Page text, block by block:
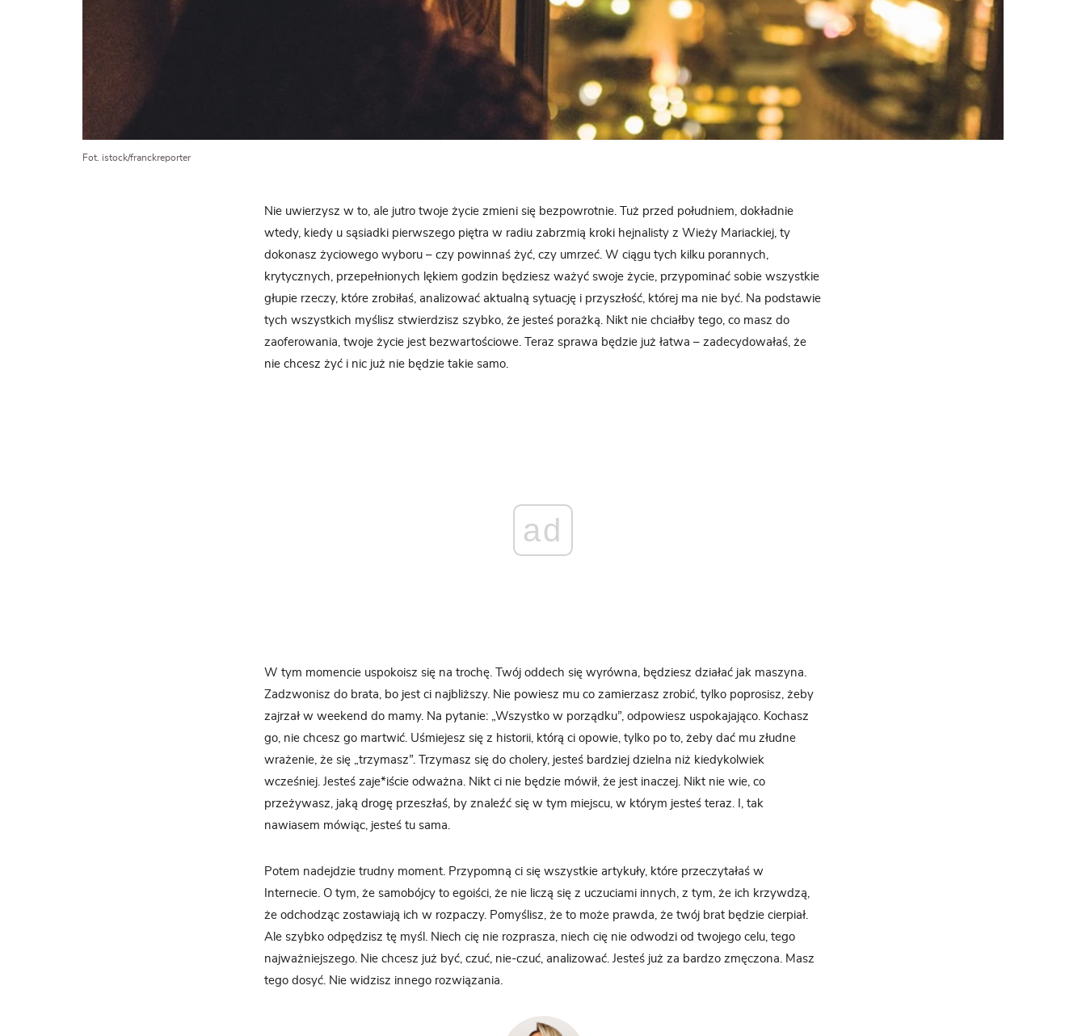
Fot. istock/franckreporter
Nie uwierzysz w to, ale jutro twoje życie zmieni się bezpowrotnie. Tuż przed południem, dokładnie
wtedy, kiedy u sąsiadki pierwszego piętra w radiu zabrzmią kroki hejnalisty z Wieży Mariackiej, ty
dokonasz życiowego wyboru – czy powinnaś żyć, czy umrzeć. W ciągu tych kilku porannych,
krytycznych, przepełnionych lękiem godzin będziesz ważyć swoje życie, przypominać sobie wszystkie
głupie rzeczy, które zrobiłaś, analizować aktualną sytuację i przyszłość, której ma nie być. Na podstawie
tych wszystkich myślisz stwierdzisz szybko, że jesteś porażką. Nikt nie chciałby tego, co masz do
zaoferowania, twoje życie jest bezwartościowe. Teraz sprawa będzie już łatwa – zadecydowałaś, że
nie chcesz żyć i nic już nie będzie takie samo.
ad
W tym momencie uspokoisz się na trochę. Twój oddech się wyrówna, będziesz działać jak maszyna.
Zadzwonisz do brata, bo jest ci najbliższy. Nie powiesz mu co zamierzasz zrobić, tylko poprosisz, żeby
zajrzał w weekend do mamy. Na pytanie: „Wszystko w porządku”, odpowiesz uspokajająco. Kochasz
go, nie chcesz go martwić. Uśmiejesz się z historii, którą ci opowie, tylko po to, żeby dać mu złudne
wrażenie, że się „trzymasz”. Trzymasz się do cholery, jesteś bardziej dzielna niż kiedykolwiek
wcześniej. Jesteś zaje*iście odważna. Nikt ci nie będzie mówił, że jest inaczej. Nikt nie wie, co
przeżywasz, jaką drogę przeszłaś, by znaleźć się w tym miejscu, w którym jesteś teraz. I, tak
nawiasem mówiąc, jesteś tu sama.
Potem nadejdzie trudny moment. Przypomną ci się wszystkie artykuły, które przeczytałaś w
Internecie. O tym, że samobójcy to egoiści, że nie liczą się z uczuciami innych, z tym, że ich krzywdzą,
że odchodząc zostawiają ich w rozpaczy. Pomyślisz, że to może prawda, że twój brat będzie cierpiał.
Ale szybko odpędzisz tę myśl. Niech cię nie rozprasza, niech cię nie odwodzi od twojego celu, tego
najważniejszego. Nie chcesz już być, czuć, nie-czuć, analizować. Jesteś już za bardzo zmęczona. Masz
tego dosyć. Nie widzisz innego rozwiązania.